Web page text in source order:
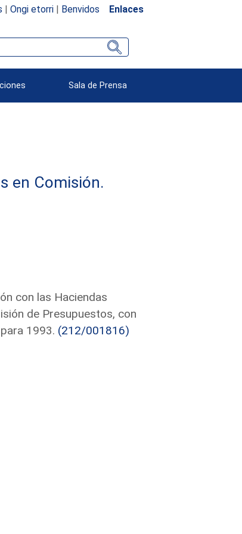
| Ongi etorri| Benvidos Enlaces
Sala de Prensa
en Comisión.
con las Haciendas
de Presupuestos, con
1993. (212/001816)